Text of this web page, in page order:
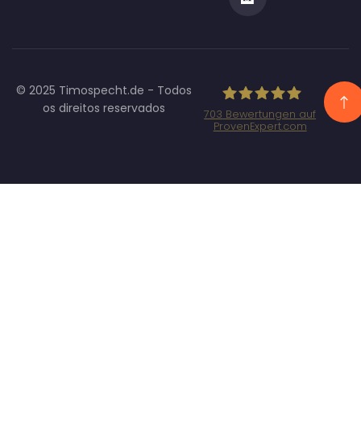
© 2025 Timospecht.de - Todos
os direitos reservados
Marketing GmbH
703 Bewertungen auf
ProvenExpert.com